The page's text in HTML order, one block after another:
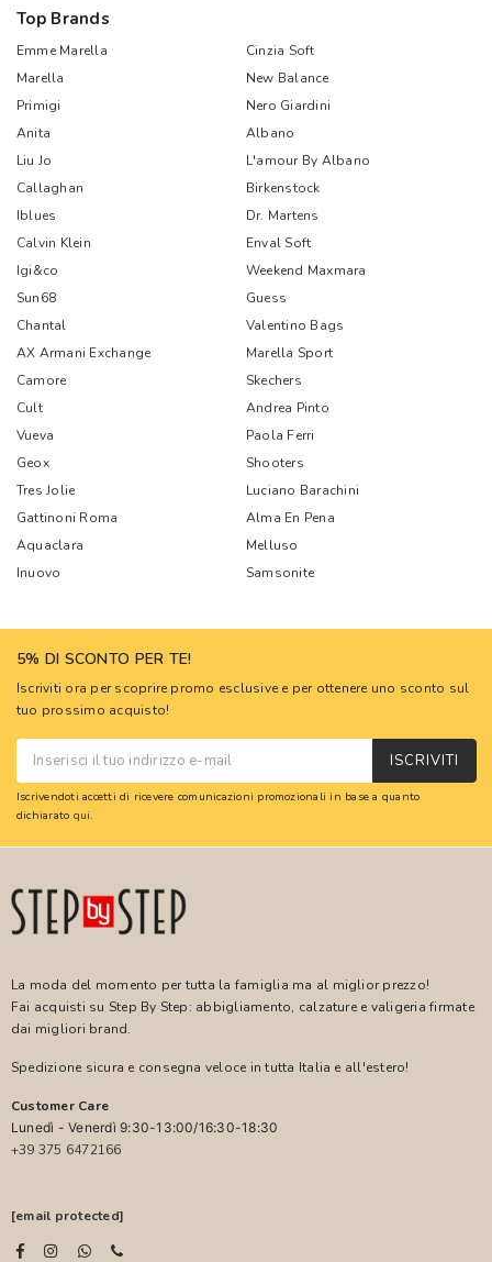
Top Brands
Emme Marella
Cinzia Soft
Marella
New Balance
Primigi
Nero Giardini
Anita
Albano
Liu Jo
L'amour By Albano
Callaghan
Birkenstock
Iblues
Dr. Martens
Calvin Klein
Enval Soft
Igi&co
Weekend Maxmara
Sun68
Guess
Chantal
Valentino Bags
AX Armani Exchange
Marella Sport
Camore
Skechers
Cult
Andrea Pinto
Vueva
Paola Ferri
Geox
Shooters
Tres Jolie
Luciano Barachini
Gattinoni Roma
Alma En Pena
Aquaclara
Melluso
Inuovo
Samsonite
5% DI SCONTO PER TE!
Iscriviti ora per scoprire promo esclusive e per ottenere uno sconto sul
tuo prossimo acquisto!
ISCRIVITI
Iscrivendoti accetti di ricevere comunicazioni promozionali in base a quanto
dichiarato qui.
La moda del momento per tutta la famiglia ma al miglior prezzo!
Fai acquisti su Step By Step: abbigliamento, calzature e valigeria firmate
dai migliori brand.
Spedizione sicura e consegna veloce in tutta Italia e all'estero!
Customer Care
Lunedì - Venerdì 9:30-13:00/16:30-18:30
+39 375 6472166
[email protected]